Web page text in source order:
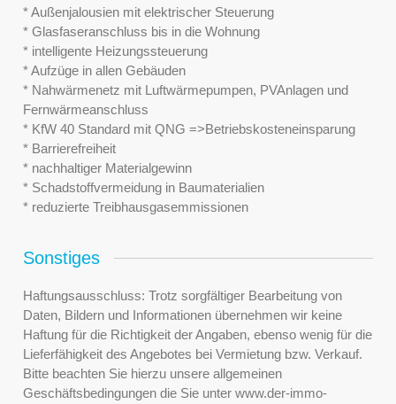
* Außenjalousien mit elektrischer Steuerung
* Glasfaseranschluss bis in die Wohnung
* intelligente Heizungssteuerung
* Aufzüge in allen Gebäuden
* Nahwärmenetz mit Luftwärmepumpen, PVAnlagen und
Fernwärmeanschluss
* KfW 40 Standard mit QNG =>Betriebskosteneinsparung
* Barrierefreiheit
* nachhaltiger Materialgewinn
* Schadstoffvermeidung in Baumaterialien
* reduzierte Treibhausgasemmissionen
Sonstiges
Haftungsausschluss: Trotz sorgfältiger Bearbeitung von
Daten, Bildern und Informationen übernehmen wir keine
Haftung für die Richtigkeit der Angaben, ebenso wenig für die
Lieferfähigkeit des Angebotes bei Vermietung bzw. Verkauf.
Bitte beachten Sie hierzu unsere allgemeinen
Geschäftsbedingungen die Sie unter www.der-immo-